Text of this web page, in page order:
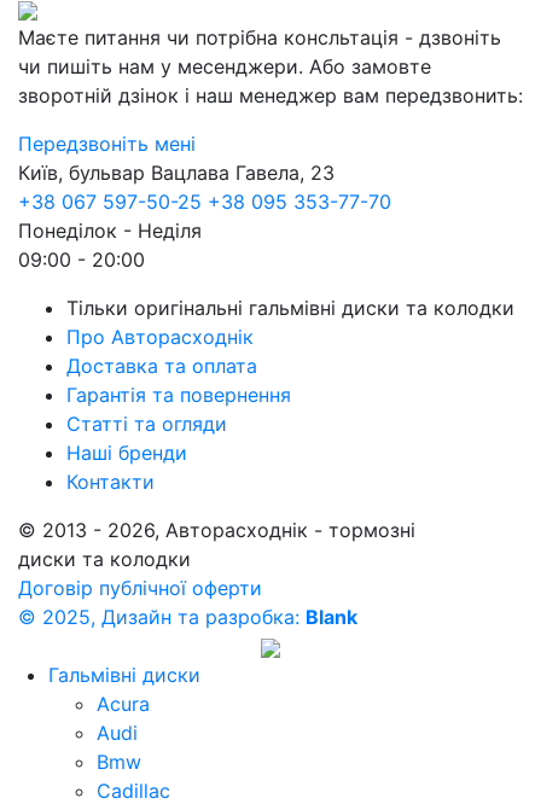
Маєте питання чи потрібна консльтація - дзвоніть
чи пишіть нам у месенджери. Або замовте
зворотній дзінок і наш менеджер вам передзвонить:
Передзвоніть мені
Київ, бульвар Вацлава Гавела, 23
+38 067 597-50-25 +38 095 353-77-70
Понеділок - Неділя
09:00 - 20:00
Тільки оригінальні гальмівні диски та колодки
Про Авторасходнік
Доставка та оплата
Гарантія та повернення
Статті та огляди
Наші бренди
Контакти
© 2013 - 2026, Авторасходнік - тормозні
диски та колодки
Договір публічної оферти
© 2025, Дизайн та разробка: Blank
Гальмівні диски
Acura
Audi
Bmw
Cadillac